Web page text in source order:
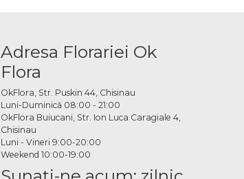
Adresa Florariei Ok
Flora
OkFlora, Str. Puskin 44, Chisinau
Luni-Duminică 08:00 - 21:00
OkFlora Buiucani, Str. Ion Luca Caragiale 4,
Chisinau
Luni - Vineri 9:00-20:00
Weekend 10:00-19:00